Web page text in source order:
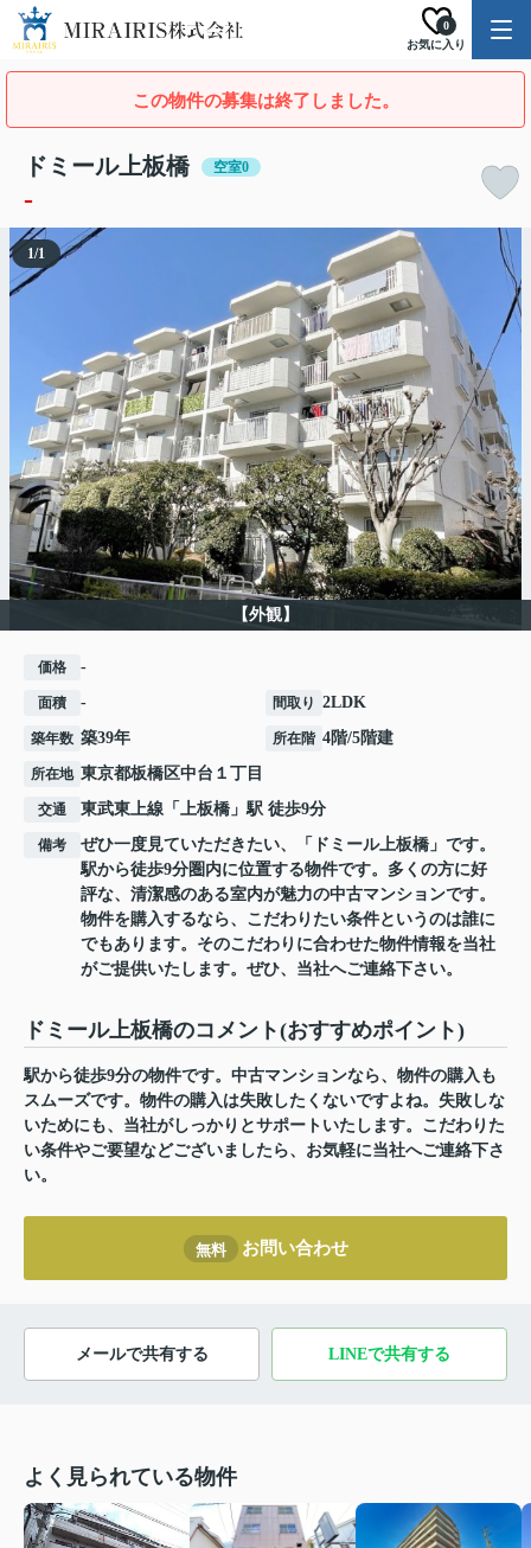
お気に入り
0
この物件の募集は終了しました。
ドミール上板橋 空室0
-
【外観】
1/1
価格 -
面積 - 間取り 2LDK
築年数 築39年 所在階 4階/5階建
所在地 東京都板橋区中台 １丁目
交通 東武東上線 「 上板橋 」駅 徒歩9分
備考
ぜひ一度見ていただきたい、「ドミール上板橋」です。
駅から徒歩9分圏内に位置する物件です。多くの方に好
評な、清潔感のある室内が魅力の中古マンションです。
物件を購入するなら、こだわりたい条件というのは誰に
でもあります。そのこだわりに合わせた物件情報を当社
がご提供いたします。ぜひ、当社へご連絡下さい。
ドミール上板橋のコメント(おすすめポイント)
駅から徒歩9分の物件です。中古マンションなら、物件の購入も
スムーズです。物件の購入は失敗したくないですよね。失敗しな
いためにも、当社がしっかりとサポートいたします。こだわりた
い条件やご要望などございましたら、お気軽に当社へご連絡下さ
い。
無料 お問い合わせ
メールで共有する LINEで共有する
よく見られている物件